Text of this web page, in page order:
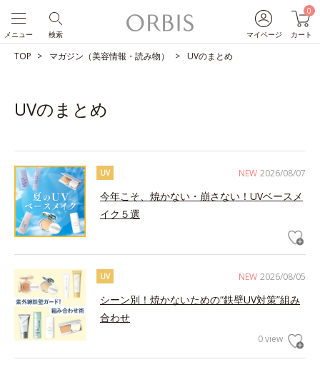
マイページ
0
カート
検索
メニュー
TOP マガジン（美容情報・読み物） UVのまとめ
UVのまとめ
NEW 2026/08/07
UV
今年こそ、焼かない・崩さない！UVベースメ
イク５選
NEW 2026/08/05
UV
シーン別！焼かないための“鉄壁UV対策”組み
合わせ
0 view